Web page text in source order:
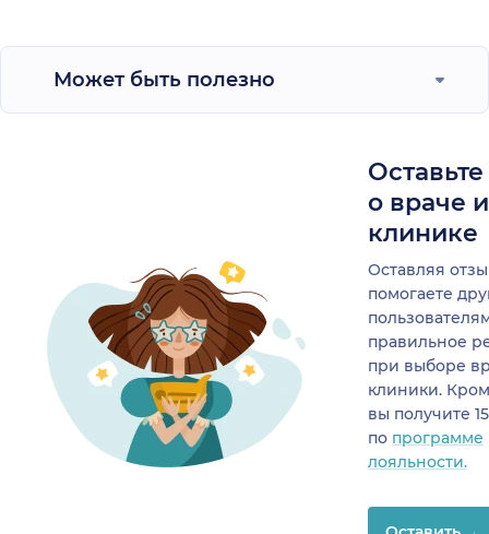
Может быть полезно
о враче
клинике
Оставляя
помогаете
правильное
при выборе
клиники.
вы получите
по программе
лояльности.